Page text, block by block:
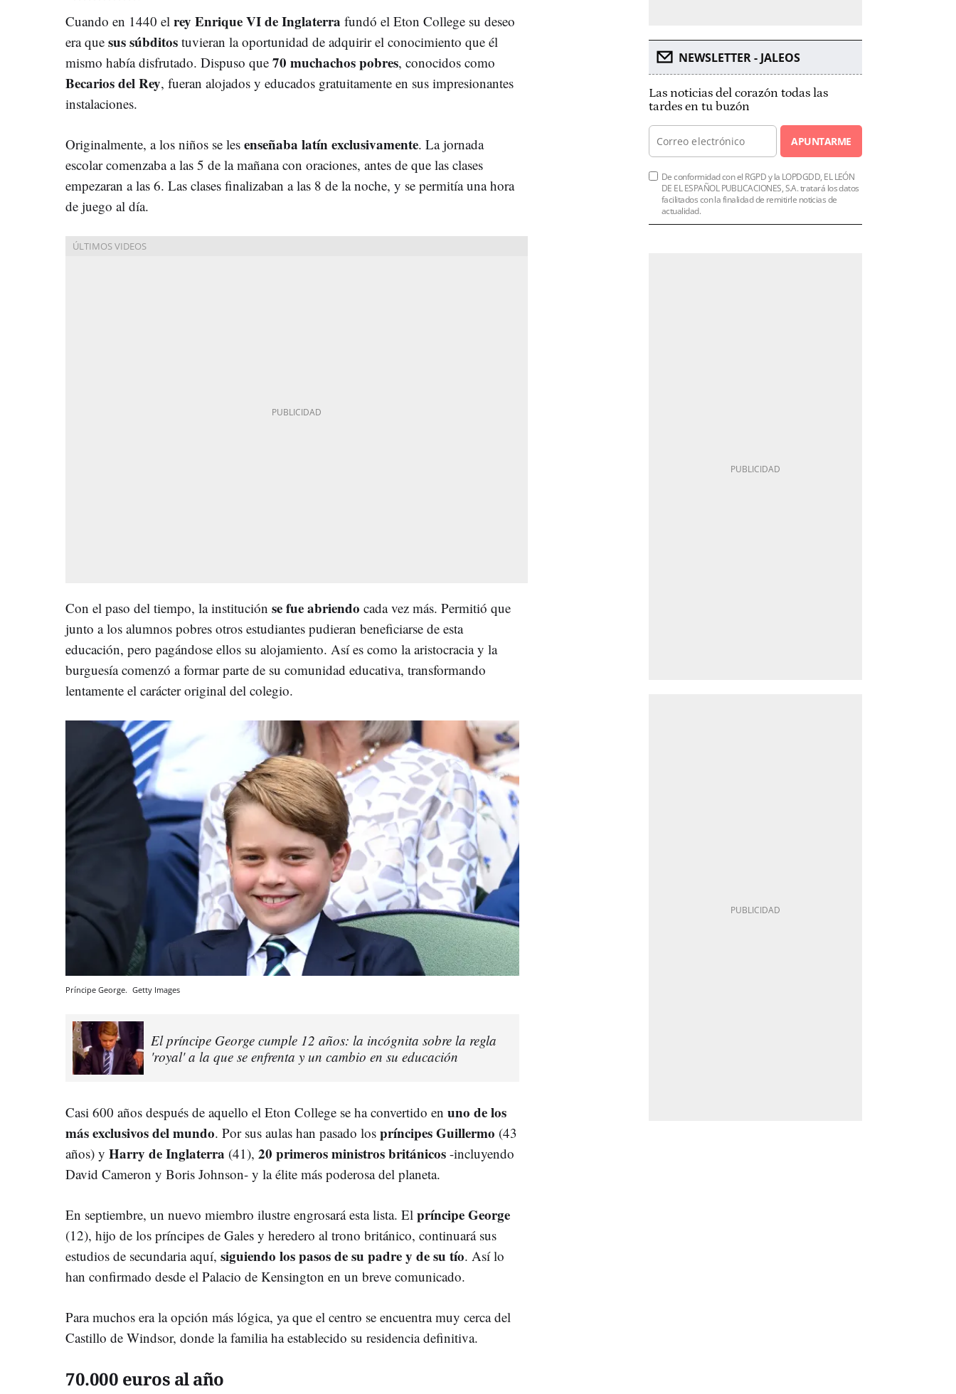
Cuando en 1440 el rey Enrique VI de Inglaterra fundó el Eton College su deseo
era que sus súbditos tuvieran la oportunidad de adquirir el conocimiento que él
mismo había disfrutado. Dispuso que 70 muchachos pobres, conocidos como
Becarios del Rey, fueran alojados y educados gratuitamente en sus impresionantes
instalaciones.
Originalmente, a los niños se les enseñaba latín exclusivamente. La jornada
escolar comenzaba a las 5 de la mañana con oraciones, antes de que las clases
empezaran a las 6. Las clases finalizaban a las 8 de la noche, y se permitía una hora
de juego al día.
Con el paso del tiempo, la institución se fue abriendo cada vez más. Permitió que
junto a los alumnos pobres otros estudiantes pudieran beneficiarse de esta
educación, pero pagándose ellos su alojamiento. Así es como la aristocracia y la
burguesía comenzó a formar parte de su comunidad educativa, transformando
lentamente el carácter original del colegio.
Príncipe George. Getty Images
El príncipe George cumple 12 años: la incógnita sobre la regla
'royal' a la que se enfrenta y un cambio en su educación
Casi 600 años después de aquello el Eton College se ha convertido en uno de los
más exclusivos del mundo. Por sus aulas han pasado los príncipes Guillermo (43
años) y Harry de Inglaterra (41), 20 primeros ministros británicos -incluyendo
David Cameron y Boris Johnson- y la élite más poderosa del planeta.
En septiembre, un nuevo miembro ilustre engrosará esta lista. El príncipe George
(12), hijo de los príncipes de Gales y heredero al trono británico, continuará sus
estudios de secundaria aquí, siguiendo los pasos de su padre y de su tío. Así lo
han confirmado desde el Palacio de Kensington en un breve comunicado.
Para muchos era la opción más lógica, ya que el centro se encuentra muy cerca del
Castillo de Windsor, donde la familia ha establecido su residencia definitiva.
70.000 euros al año
NEWSLETTER - JALEOS
Las noticias del corazón todas las
tardes en tu buzón
APUNTARME
De conformidad con el RGPD y la LOPDGDD, EL LEÓN
DE EL ESPAÑOL PUBLICACIONES, S.A. tratará los datos
facilitados con la finalidad de remitirle noticias de
actualidad.